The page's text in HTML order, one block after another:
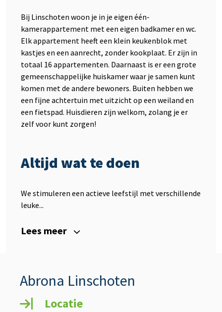
Bij Linschoten woon je in je eigen één-
kamerappartement met een eigen badkamer en wc.
Elk appartement heeft een klein keukenblok met
kastjes en een aanrecht, zonder kookplaat. Er zijn in
totaal 16 appartementen. Daarnaast is er een grote
gemeenschappelijke huiskamer waar je samen kunt
komen met de andere bewoners. Buiten hebben we
een fijne achtertuin met uitzicht op een weiland en
een fietspad. Huisdieren zijn welkom, zolang je er
zelf voor kunt zorgen!
Altijd wat te doen
We stimuleren een actieve leefstijl met verschillende
leuke...
Lees meer
Abrona Linschoten
Locatie